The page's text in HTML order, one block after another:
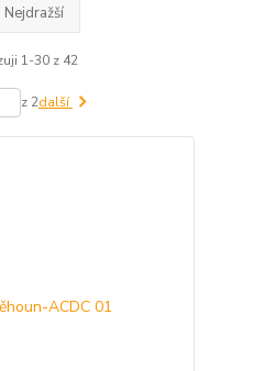
Nejdražší
1-30 z 42
z 2další